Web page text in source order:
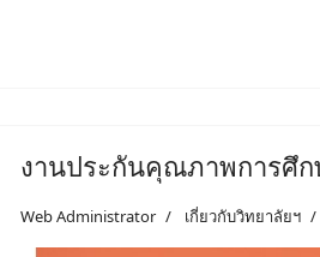
งานประกันคุณภาพการศึก
Web Administrator เกี่ยวกับวิทยาลัยฯ